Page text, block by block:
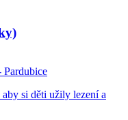
Pardubice
si děti užily lezení a